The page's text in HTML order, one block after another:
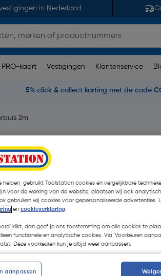
in Nederland
PRO-kaart Vestigingen Klantenservice
5% click & collect korting met de code
2m
| Stuk
€ 7,87|
helpen, gebruikt Toolstation cookies en vergelijkbare
voor de werking van de website, plaatsen wij ook
gebruiken wij cookies voor gepersonaliseerde advertenties.
en cookieverklaring.
klikt, dan geef je ons toestemming om alle cookies te
functionele en analytische cookies. Via 'Voorkeuren
Deze voorkeuren kun je altijd weer aanpassen.
aanpassen